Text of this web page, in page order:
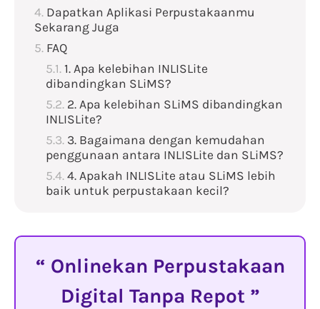
Dapatkan Aplikasi Perpustakaanmu
Sekarang Juga
FAQ
1. Apa kelebihan INLISLite
dibandingkan SLiMS?
2. Apa kelebihan SLiMS dibandingkan
INLISLite?
3. Bagaimana dengan kemudahan
penggunaan antara INLISLite dan SLiMS?
4. Apakah INLISLite atau SLiMS lebih
baik untuk perpustakaan kecil?
Onlinekan Perpustakaan
Digital Tanpa Repot